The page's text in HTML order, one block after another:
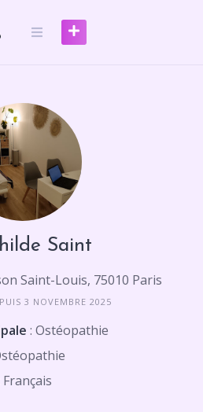
Saint
Saint-Louis, 75010 Paris
3 NOVEMBRE 2025
: Ostéopathie
Français